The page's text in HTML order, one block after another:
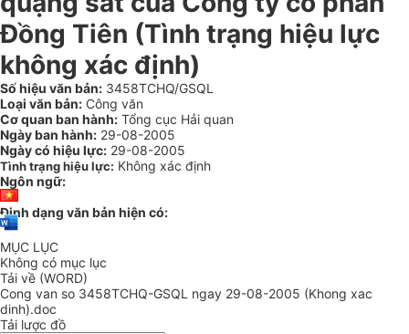
Đồng Tiên (Tình trạng hiệu lực
không xác định)
Số hiệu văn bản: 3458TCHQ/GSQL
Loại văn bản: Công văn
Cơ quan ban hành: Tổng cục Hải quan
Ngày ban hành: 29-08-2005
Ngày có hiệu lực: 29-08-2005
Tình trạng hiệu lực: Không xác định
Ngôn ngữ:
Định dạng văn bản hiện có:
MỤC LỤC
Không có mục lục
Tải về (WORD)
Cong van so 3458TCHQ-GSQL ngay 29-08-2005 (Khong xac
dinh).doc
Tải lược đồ